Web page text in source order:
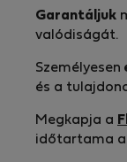
Garantáljuk
valódiságát.
Személyesen
és a
Megkapja a
időtartama